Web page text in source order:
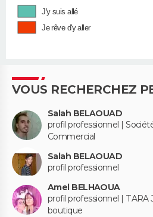
J'y suis allé
Je rêve d'y aller
VOUS RECHERCHEZ
Salah BELAOUAD
profil professionnel |
Commercial
Salah BELAOUAD
profil professionnel
Amel BELHAOUA
profil professionnel |
boutique